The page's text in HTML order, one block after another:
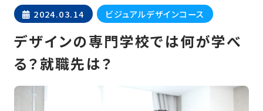
2024.03.14 ビジュアルデザインコース
デザインの専門学校では何が学べ
る？就職先は？